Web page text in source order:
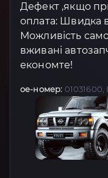
Дефект ,якщо
оплата: Швидка
Можливість
вживані
економте!
oe-номер: 01031600,